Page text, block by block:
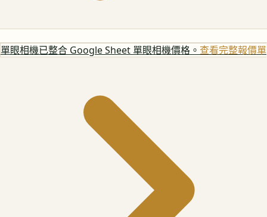
單眼相機已整合 Google Sheet 單眼相機價格。 查看完整報價單